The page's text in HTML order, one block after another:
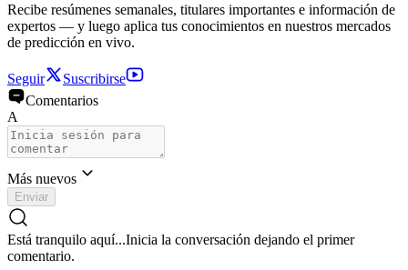
Recibe resúmenes semanales, titulares importantes e información de
expertos — y luego aplica tus conocimientos en nuestros mercados
de predicción en vivo.
Seguir
Suscribirse
Comentarios
A
Más nuevos
Enviar
Está tranquilo aquí...Inicia la conversación dejando el primer
comentario.